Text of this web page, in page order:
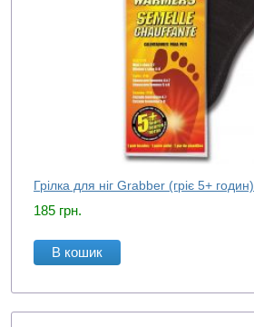
Грілка для ніг Grabber (гріє 5+ годин)
185 грн.
В кошик